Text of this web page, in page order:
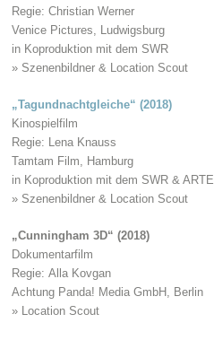
Regie: Christian Werner
Venice Pictures, Ludwigsburg
in Koproduktion mit dem SWR
» Szenenbildner & Location Scout
„Tagundnachtgleiche“ (2018)
Kinospielfilm
Regie: Lena Knauss
Tamtam Film, Hamburg
in Koproduktion mit dem SWR & ARTE
» Szenenbildner & Location Scout
„Cunningham 3D“ (2018)
Dokumentarfilm
Regie: Alla Kovgan
Achtung Panda! Media GmbH, Berlin
» Location Scout